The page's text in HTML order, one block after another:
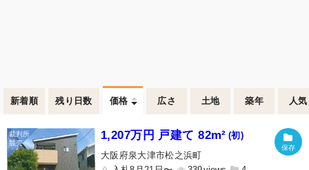
新着順 残り日数 価格 広さ 土地 築年 人気
1,207万円 戸建て 82m² (初)
大阪府泉大津市松之浜町